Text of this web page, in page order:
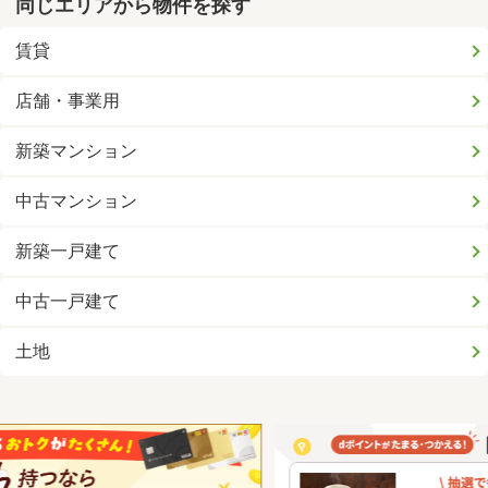
同じエリアから物件を探す
賃貸
店舗・事業用
新築マンション
中古マンション
新築一戸建て
中古一戸建て
土地